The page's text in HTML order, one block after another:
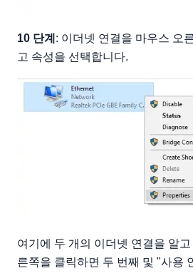
10 단계 : 이더넷 연결을 마우스 오
고 속성을 선택합니다.
여기에 두 개의 이더넷 연결을 알
른쪽을 클릭하면 두 번째 및 "사용